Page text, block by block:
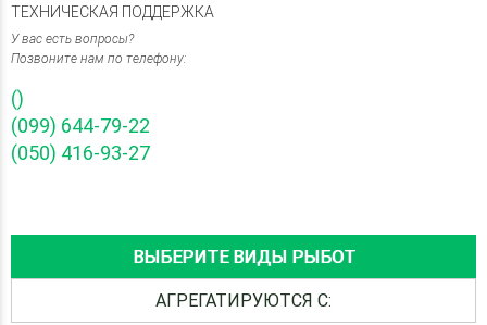
ТЕХНИЧЕСКАЯ ПОДДЕРЖКА
У вас есть вопросы?
Позвоните нам по телефону:
()
(099) 644-79-22
(050) 416-93-27
ВЫБЕРИТЕ ВИДЫ РЫБОТ
АГРЕГАТИРУЮТСЯ С: